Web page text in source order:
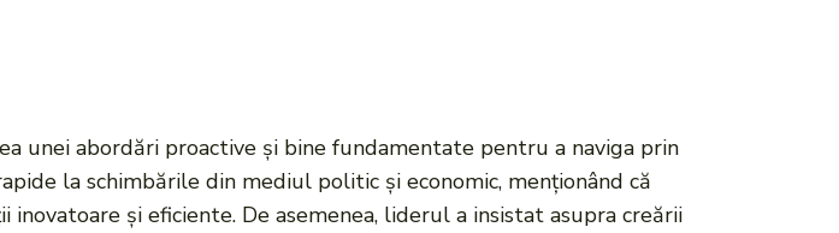
unei abordări proactive și bine fundamentate pentru a naviga prin
la schimbările din mediul politic și economic, menționând că
și eficiente. De asemenea, liderul a insistat asupra creării